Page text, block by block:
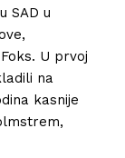
SAD u
U prvoj
na
kasnije